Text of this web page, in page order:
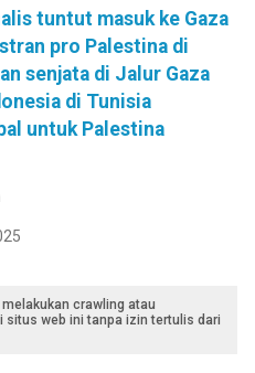
tuntut masuk ke Gaza
pro Palestina di
senjata di Jalur Gaza
di Tunisia
untuk Palestina
crawling atau
web ini tanpa izin tertulis dari